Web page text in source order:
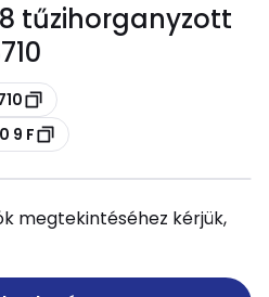
tűzihorganyzott
9 F
megtekintéséhez kérjük,